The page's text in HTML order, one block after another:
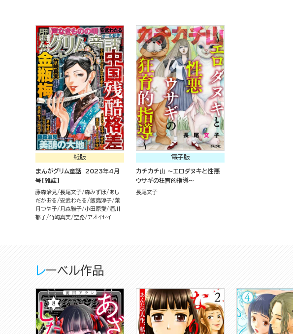
紙版
まんがグリム童話 2023年4月
号[雑誌]
藤森治見 長尾文子 森みずほ
あし
だかおる
安武わたる 飯島淳子 葉
月つや子
月森雅子 小田原愛 酒川
郁子 竹崎真実 空路 アオイセイ
電子版
カチカチ山 ～エロダヌキと性悪
ウサギの狂育的指導～
長尾文子
レーベル作品